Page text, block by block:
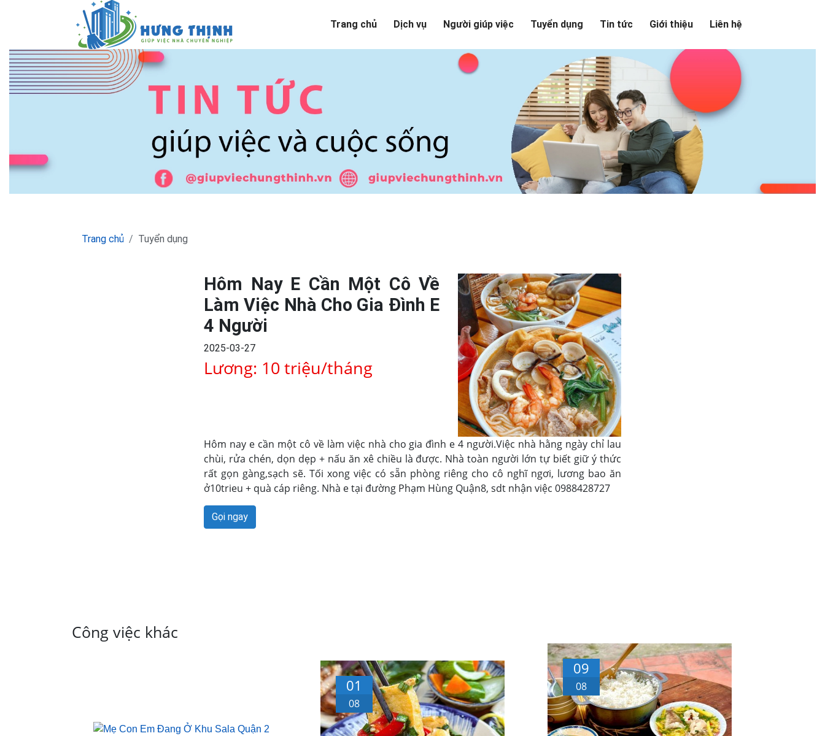
Trang chủ Dịch vụ Người giúp việc Tuyển dụng Tin tức Giới thiệu Liên hệ
Trang chủ Tuyển dụng
Hôm Nay E Cần Một Cô Về
Làm Việc Nhà Cho Gia Đình E
4 Người
2025-03-27
Lương: 10 triệu/tháng
Hôm nay e cần một cô về làm việc nhà cho gia đình e 4 người.Việc nhà hằng ngày chỉ lau
chùi, rửa chén, dọn dẹp + nấu ăn xê chiều là được. Nhà toàn người lớn tự biết giữ ý thức
rất gọn gàng,sạch sẽ. Tối xong việc có sẵn phòng riêng cho cô nghĩ ngơi, lương bao ăn
ở10trieu + quà cáp riêng. Nhà e tại đường Phạm Hùng Quận8, sdt nhận việc 0988428727
Gọi ngay
Công việc khác
01
08
09
08